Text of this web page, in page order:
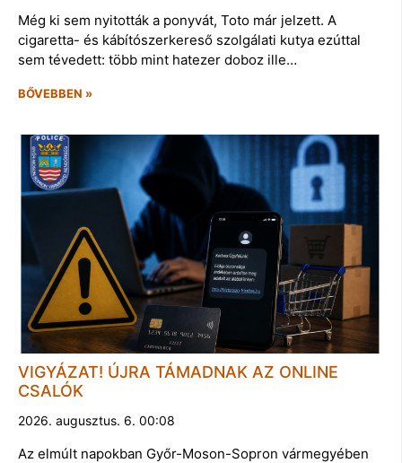
Még ki sem nyitották a ponyvát, Toto már jelzett. A
cigaretta- és kábítószerkereső szolgálati kutya ezúttal
sem tévedett: több mint hatezer doboz ille…
BŐVEBBEN »
VIGYÁZAT! ÚJRA TÁMADNAK AZ ONLINE
CSALÓK
2026. augusztus. 6. 00:08
Az elmúlt napokban Győr-Moson-Sopron vármegyében